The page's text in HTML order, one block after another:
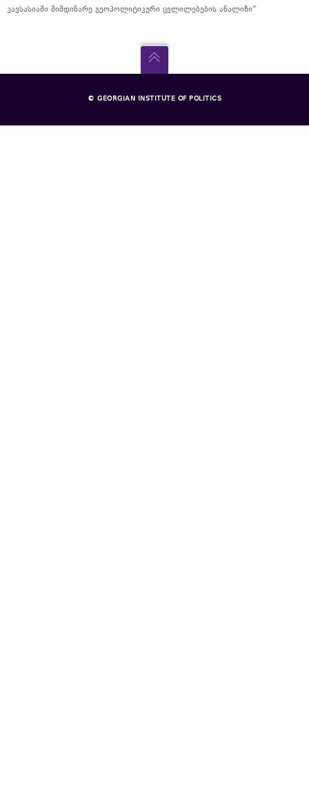
კავსასიაში მიმდინარე გეოპოლიტიკური ცვლილებების ანალიზი”
© GEORGIAN INSTITUTE OF POLITICS